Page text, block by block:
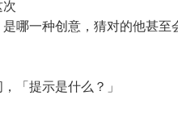
哪一种创意，猜对的他甚至
提示是什么？」